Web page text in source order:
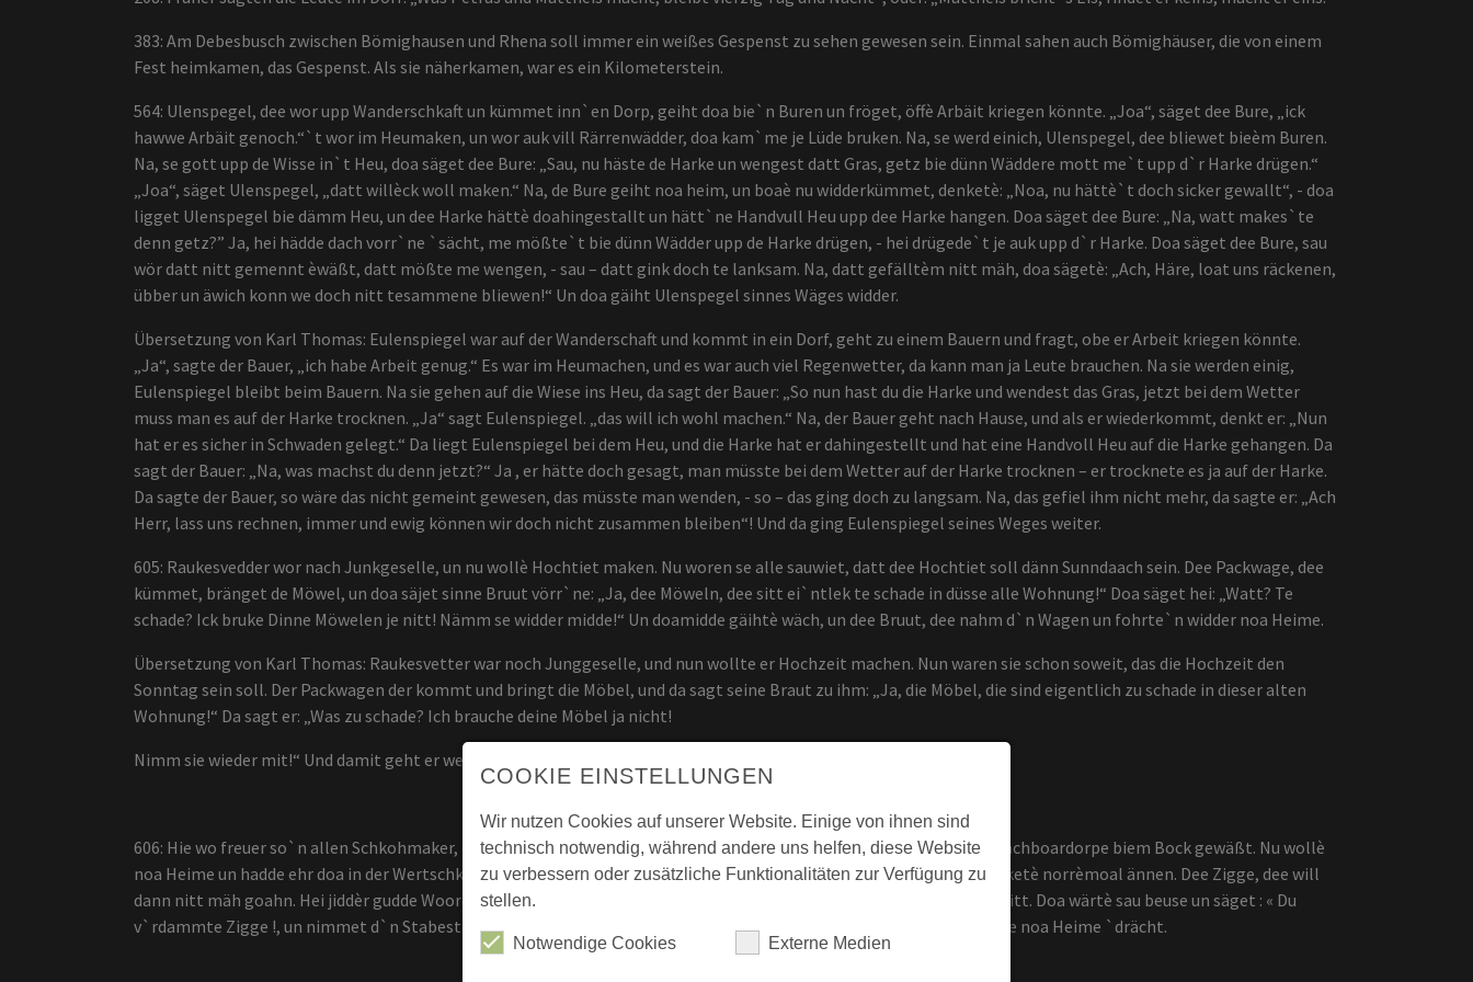
383: Am Debesbusch zwischen Bömighausen und Rhena soll immer ein weißes Gespenst zu sehen gewesen sein. Einmal sahen auch Bömighäuser, die von einem
Fest heimkamen, das Gespenst. Als sie näherkamen, war es ein Kilometerstein.
564: Ulenspegel, dee wor upp Wanderschkaft un kümmet inn`en Dorp, geiht doa bie`n Buren un fröget, öffè Arbäit kriegen könnte. „Joa“, säget dee Bure, „ick
hawwe Arbäit genoch.“`t wor im Heumaken, un wor auk vill Rärrenwädder, doa kam`me je Lüde bruken. Na, se werd einich, Ulenspegel, dee bliewet bieèm Buren.
Na, se gott upp de Wisse in`t Heu, doa säget dee Bure: „Sau, nu häste de Harke un wengest datt Gras, getz bie dünn Wäddere mott me`t upp d`r Harke drügen.“
„Joa“, säget Ulenspegel, „datt willèck woll maken.“ Na, de Bure geiht noa heim, un boaè nu widderkümmet, denketè: „Noa, nu hättè`t doch sicker gewallt“, - doa
ligget Ulenspegel bie dämm Heu, un dee Harke hättè doahingestallt un hätt`ne Handvull Heu upp dee Harke hangen. Doa säget dee Bure: „Na, watt makes`te
denn getz?” Ja, hei hädde dach vorr`ne `sächt, me mößte`t bie dünn Wädder upp de Harke drügen, - hei drügede`t je auk upp d`r Harke. Doa säget dee Bure, sau
wör datt nitt gemennt èwäßt, datt mößte me wengen, - sau – datt gink doch te lanksam. Na, datt gefälltèm nitt mäh, doa sägetè: „Ach, Häre, loat uns räckenen,
übber un äwich konn we doch nitt tesammene bliewen!“ Un doa gäiht Ulenspegel sinnes Wäges widder.
Übersetzung von Karl Thomas: Eulenspiegel war auf der Wanderschaft und kommt in ein Dorf, geht zu einem Bauern und fragt, obe er Arbeit kriegen könnte.
„Ja“, sagte der Bauer, „ich habe Arbeit genug.“ Es war im Heumachen, und es war auch viel Regenwetter, da kann man ja Leute brauchen. Na sie werden einig,
Eulenspiegel bleibt beim Bauern. Na sie gehen auf die Wiese ins Heu, da sagt der Bauer: „So nun hast du die Harke und wendest das Gras, jetzt bei dem Wetter
muss man es auf der Harke trocknen. „Ja“ sagt Eulenspiegel. „das will ich wohl machen.“ Na, der Bauer geht nach Hause, und als er wiederkommt, denkt er: „Nun
hat er es sicher in Schwaden gelegt.“ Da liegt Eulenspiegel bei dem Heu, und die Harke hat er dahingestellt und hat eine Handvoll Heu auf die Harke gehangen. Da
sagt der Bauer: „Na, was machst du denn jetzt?“ Ja , er hätte doch gesagt, man müsste bei dem Wetter auf der Harke trocknen – er trocknete es ja auf der Harke.
Da sagte der Bauer, so wäre das nicht gemeint gewesen, das müsste man wenden, - so – das ging doch zu langsam. Na, das gefiel ihm nicht mehr, da sagte er: „Ach
Herr, lass uns rechnen, immer und ewig können wir doch nicht zusammen bleiben“! Und da ging Eulenspiegel seines Weges weiter.
605: Raukesvedder wor nach Junkgeselle, un nu wollè Hochtiet maken. Nu woren se alle sauwiet, datt dee Hochtiet soll dänn Sunndaach sein. Dee Packwage, dee
kümmet, bränget de Möwel, un doa säjet sinne Bruut vörr`ne: „Ja, dee Möweln, dee sitt ei`ntlek te schade in düsse alle Wohnung!“ Doa säget hei: „Watt? Te
schade? Ick bruke Dinne Möwelen je nitt! Nämm se widder midde!“ Un doamidde gäihtè wäch, un dee Bruut, dee nahm d`n Wagen un fohrte`n widder noa Heime.
Übersetzung von Karl Thomas: Raukesvetter war noch Junggeselle, und nun wollte er Hochzeit machen. Nun waren sie schon soweit, das die Hochzeit den
Sonntag sein soll. Der Packwagen der kommt und bringt die Möbel, und da sagt seine Braut zu ihm: „Ja, die Möbel, die sind eigentlich zu schade in dieser alten
Wohnung!“ Da sagt er: „Was zu schade? Ich brauche deine Möbel ja nicht!
Nimm sie wieder mit!“ Und damit geht er weg, und die Braut die nahm den Wagen und fuhr wieder nach Hause.
606: Hie wo freuer so`n allen Schkohmaker, dee schkriffte sick Rauk. Dee hadde `ne Zigge un wor mitt derr Zigge im Nachboardorpe biem Bock gewäßt. Nu wollè
noa Heime un hadde ehr doa in der Wertschkaft schon änn`gedrunken, un in der Wertschkaft, woè hinnekümmet, drinketè norrèmoal ännen. Dee Zigge, dee will
dann nitt mäh goahn. Hei jiddèr gudde Woorde, hei tüht am Stricke, äwwer se geiht nitt. Hei schlippet, - se geiht auk nitt. Doa wärtè sau beuse un säget : « Du
v`rdammte Zigge !, un nimmet d`n Stabestock un schlöttèr de beiden Hörner mit ämm Schlage wäch. Un doa hättè se noa Heime `drächt.
COOKIE EINSTELLUNGEN
Wir nutzen Cookies auf unserer Website. Einige von ihnen sind
technisch notwendig, während andere uns helfen, diese Website
zu verbessern oder zusätzliche Funktionalitäten zur Verfügung zu
stellen.
Notwendige Cookies Externe Medien